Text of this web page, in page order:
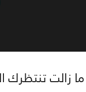
ما زالت تنتظرك